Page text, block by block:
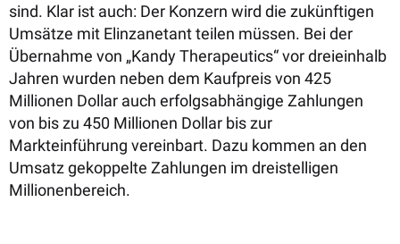
sind. Klar ist auch: Der Konzern wird die zukünftigen
Umsätze mit Elinzanetant teilen müssen. Bei der
Übernahme von „Kandy Therapeutics“ vor dreieinhalb
Jahren wurden neben dem Kaufpreis von 425
Millionen Dollar auch erfolgsabhängige Zahlungen
von bis zu 450 Millionen Dollar bis zur
Markteinführung vereinbart. Dazu kommen an den
Umsatz gekoppelte Zahlungen im dreistelligen
Millionenbereich.